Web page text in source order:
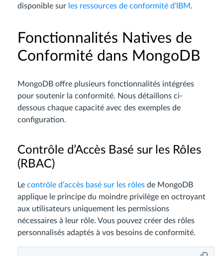
disponible sur les ressources de conformité d’IBM .
Fonctionnalités Natives de
Conformité dans MongoDB
MongoDB offre plusieurs fonctionnalités intégrées
pour soutenir la conformité. Nous détaillons ci-
dessous chaque capacité avec des exemples de
configuration.
Contrôle d’Accès Basé sur les Rôles
(RBAC)
Le contrôle d’accès basé sur les rôles de MongoDB
applique le principe du moindre privilège en octroyant
aux utilisateurs uniquement les permissions
nécessaires à leur rôle. Vous pouvez créer des rôles
personnalisés adaptés à vos besoins de conformité.